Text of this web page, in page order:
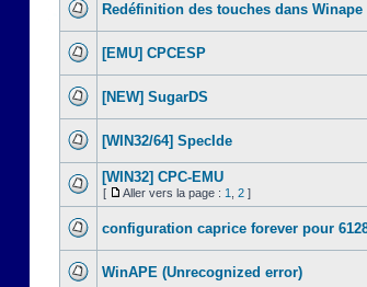
Redéfinition des touches dans Winape
[EMU] CPCESP
[NEW] SugarDS
[WIN32/64] SpecIde
[WIN32] CPC-EMU
[ Aller vers la page : 1 2 ]
configuration caprice forever pour
WinAPE (Unrecognized error)